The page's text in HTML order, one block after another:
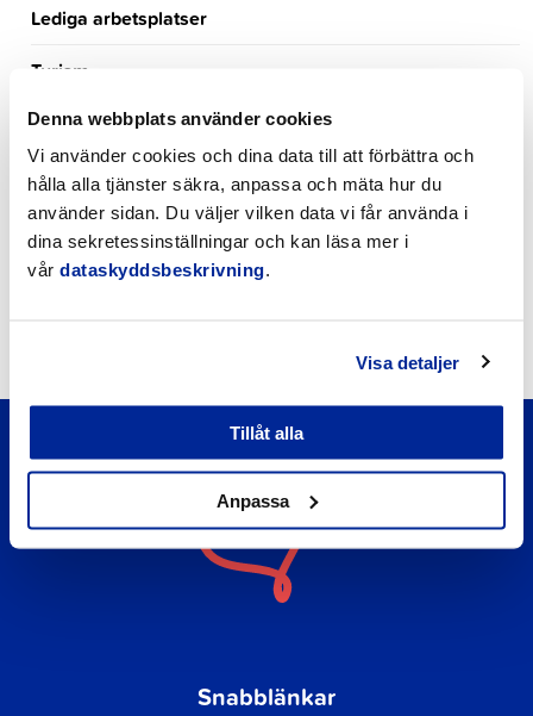
Denna webbplats använder cookies
Vi använder cookies och dina data till att förbättra och
hålla alla tjänster säkra, anpassa och mäta hur du
använder sidan. Du väljer vilken data vi får använda i
dina sekretessinställningar och kan läsa mer i
vår dataskyddsbeskrivning.
Visa detaljer
Tillåt alla
Anpassa
Lediga arbetsplatser
Turism
Händelsekalender
Möteskalender
Nyheter
Kungörelser
Snabblänkar